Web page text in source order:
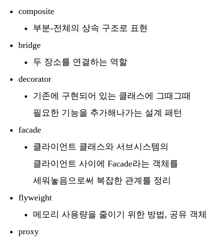
composite
부분-전체의 상속 구조로 표현
bridge
두 장소를 연결하는 역할
decorator
기존에 구현되어 있는 클래스에 그때그때
필요한 기능을 추가해나가는 설계 패턴
facade
클라이언트 클래스와 서브시스템의
클라이언트 사이에 Facade라는 객체를
세워놓음으로써 복잡한 관계를 정리
flyweight
메모리 사용량을 줄이기 위한 방법, 공유 객체
proxy